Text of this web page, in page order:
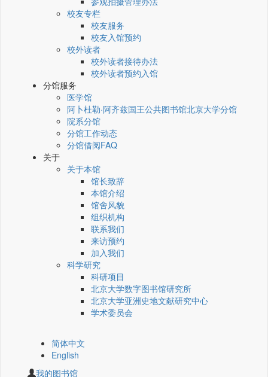
校友专栏
校友服务
校友入馆预约
校外读者
校外读者接待办法
校外读者预约入馆
分馆服务
医学馆
阿卜杜勒·阿齐兹国王公共图书馆北京大学分馆
院系分馆
分馆工作动态
分馆借阅FAQ
关于
关于本馆
馆长致辞
本馆介绍
馆舍风貌
组织机构
联系我们
来访预约
加入我们
科学研究
科研项目
北京大学数字图书馆研究所
北京大学亚洲史地文献研究中心
学术委员会
简体中文
English
我的图书馆